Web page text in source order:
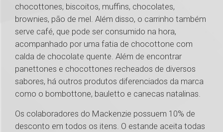
chocottones, biscoitos, muffins, chocolates,
brownies, pão de mel. Além disso, o carrinho também
serve café, que pode ser consumido na hora,
acompanhado por uma fatia de chocottone com
calda de chocolate quente. Além de encontrar
panettones e chocottones recheados de diversos
sabores, há outros produtos diferenciados da marca
como o bombottone, bauletto e canecas natalinas.
Os colaboradores do Mackenzie possuem 10% de
desconto em todos os itens. O estande aceita todas